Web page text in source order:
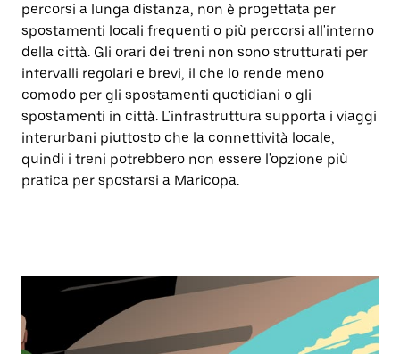
percorsi a lunga distanza, non è progettata per
spostamenti locali frequenti o più percorsi all'interno
della città. Gli orari dei treni non sono strutturati per
intervalli regolari e brevi, il che lo rende meno
comodo per gli spostamenti quotidiani o gli
spostamenti in città. L'infrastruttura supporta i viaggi
interurbani piuttosto che la connettività locale,
quindi i treni potrebbero non essere l'opzione più
pratica per spostarsi a Maricopa.